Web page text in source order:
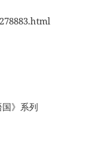
》系列